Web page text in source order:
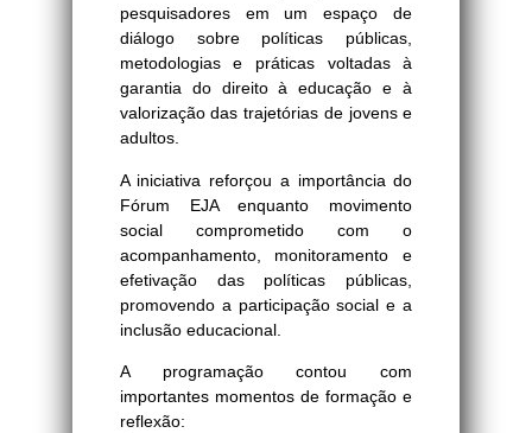
pesquisadores em um espaço de
diálogo sobre políticas públicas,
metodologias e práticas voltadas à
garantia do direito à educação e à
valorização das trajetórias de jovens e
adultos.
A iniciativa reforçou a importância do
Fórum EJA enquanto movimento
social comprometido com o
acompanhamento, monitoramento e
efetivação das políticas públicas,
promovendo a participação social e a
inclusão educacional.
A programação contou com
importantes momentos de formação e
reflexão: